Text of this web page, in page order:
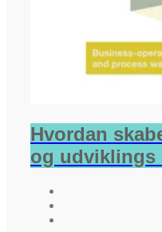
Hvordan
og udviklings